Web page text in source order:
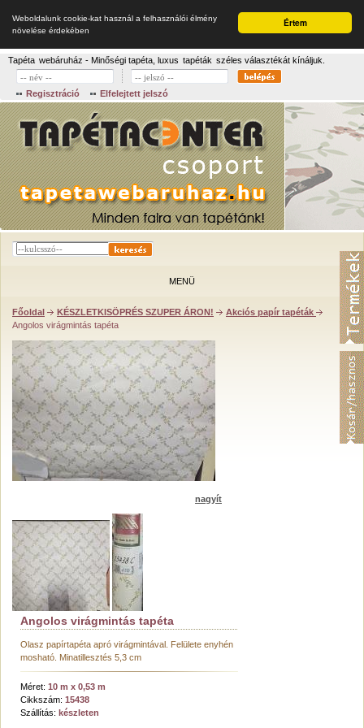
Értem
Weboldalunk cookie-kat használ a felhasználói élmény
növelése érdekében
Tapéta webáruház - Minőségi tapéta, luxus tapéták széles választékát kínáljuk.
Regisztráció Elfelejtett jelszó
MENÜ
Főoldal KÉSZLETKISÖPRÉS SZUPER ÁRON!
Akciós papír tapéták
Angolos virágmintás tapéta
nagyít
Angolos virágmintás tapéta
Olasz papírtapéta apró virágmintával. Felülete enyhén
mosható. Minatillesztés 5,3 cm
Méret: 10 m x 0,53 m
Cikkszám: 15438
Szállítás: készleten